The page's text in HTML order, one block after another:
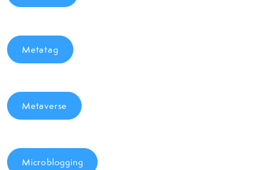
Metatag
Metaverse
Microblogging